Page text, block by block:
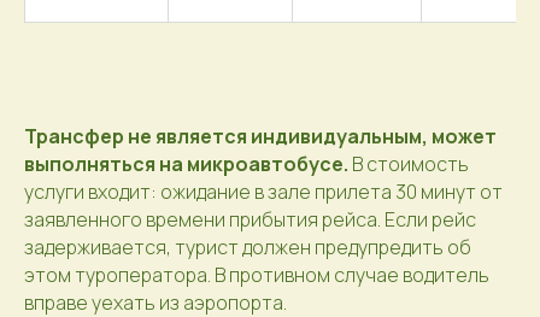
Трансфер не является индивидуальным, может
выполняться на микроавтобусе. В стоимость
услуги входит: ожидание в зале прилета 30 минут от
заявленного времени прибытия рейса. Если рейс
задерживается, турист должен предупредить об
этом туроператора. В противном случае водитель
вправе уехать из аэропорта.